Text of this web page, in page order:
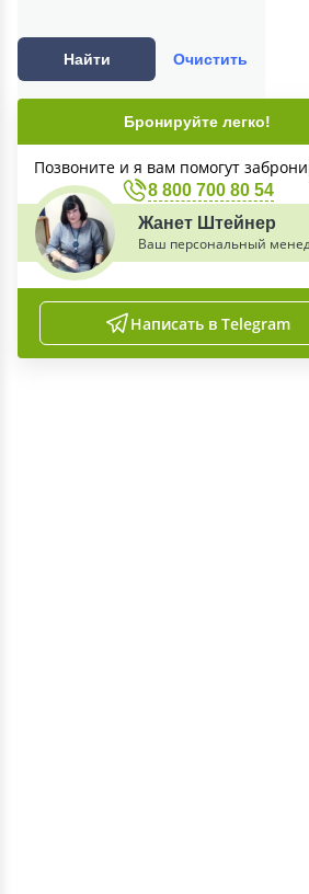
Найти Очистить
Бронируйте легко!
Позвоните и я вам помогут
8 800 700 80 54
Жанет Штейнер
Ваш персональный
Написать в Telegram